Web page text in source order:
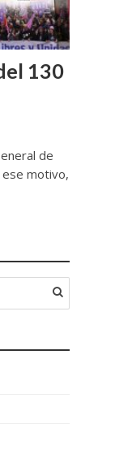
130
de
ese motivo,